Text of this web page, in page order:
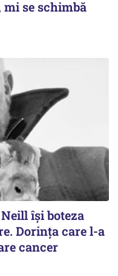
mi se schimbă
își boteza
Dorința care l-a
cancer